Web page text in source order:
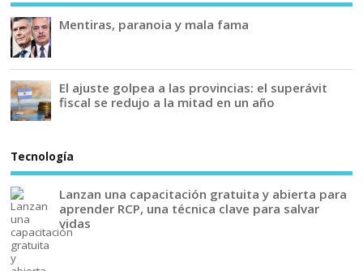
Mentiras, paranoia y mala fama
El ajuste golpea a las provincias: el superávit
fiscal se redujo a la mitad en un año
Tecnología
Lanzan una capacitación gratuita y abierta para
aprender RCP, una técnica clave para salvar
vidas